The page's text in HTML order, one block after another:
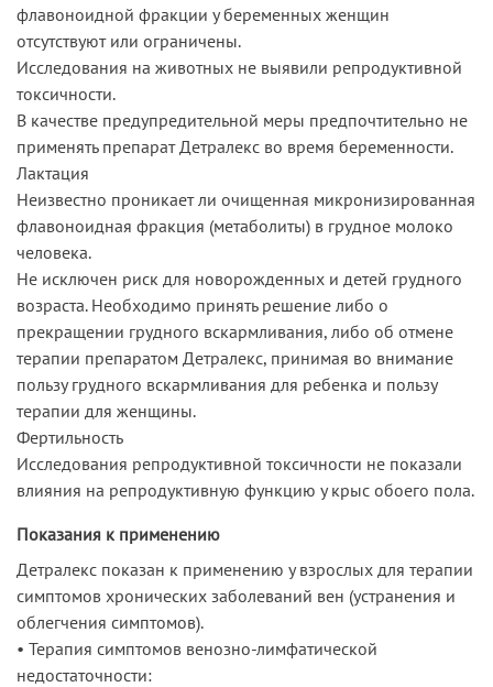
флавоноидной фракции у беременных женщин
отсутствуют или ограничены.
Исследования на животных не выявили репродуктивной
токсичности.
В качестве предупредительной меры предпочтительно не
применять препарат Детралекс во время беременности.
Лактация
Неизвестно проникает ли очищенная микронизированная
флавоноидная фракция (метаболиты) в грудное молоко
человека.
Не исключен риск для новорожденных и детей грудного
возраста. Необходимо принять решение либо о
прекращении грудного вскармливания, либо об отмене
терапии препаратом Детралекс, принимая во внимание
пользу грудного вскармливания для ребенка и пользу
терапии для женщины.
Фертильность
Исследования репродуктивной токсичности не показали
влияния на репродуктивную функцию у крыс обоего пола.
Показания к применению
Детралекс показан к применению у взрослых для терапии
симптомов хронических заболеваний вен (устранения и
облегчения симптомов).
• Терапия симптомов венозно-лимфатической
недостаточности: